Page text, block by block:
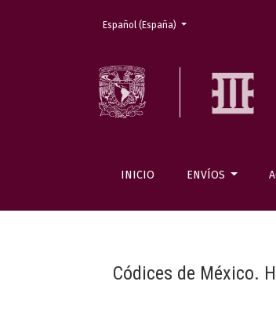
INICIO ENVÍOS
Cambiar el idioma. El actual es:
Español (España)
Códices de México.